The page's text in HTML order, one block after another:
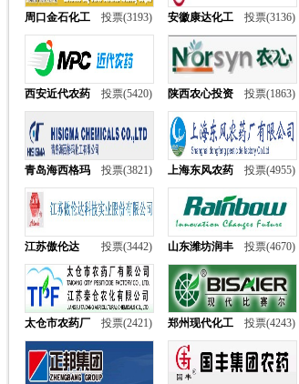
周口金石化工 投票(3193) 安徽康达化工 投票(3136)
西安近代农药 投票(5420) 陕西农心投资 投票(1863)
青岛海西格玛 投票(3821) 上海东风农药 投票(4955)
江苏傲伦达 投票(3442) 山东潍坊润丰 投票(4670)
太仓市农药厂 投票(2421) 郑州现代化工 投票(4243)